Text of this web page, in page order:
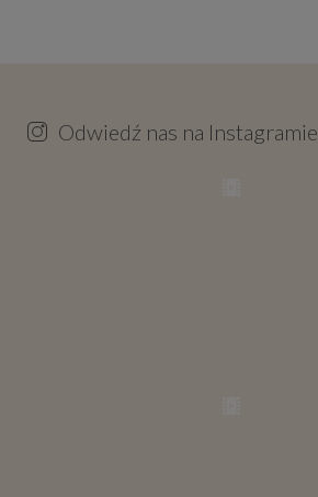
Odwiedź nas na Instagramie